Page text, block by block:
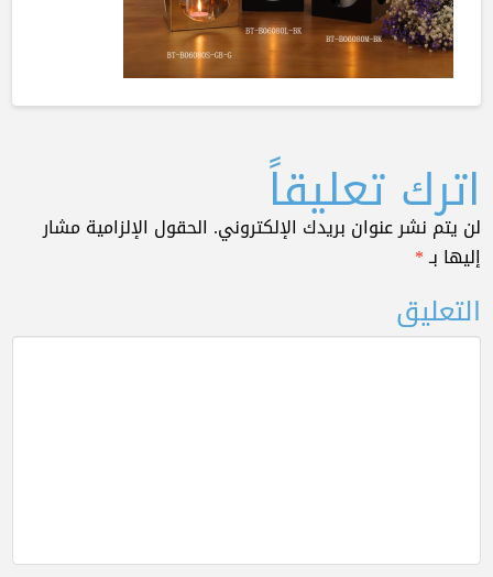
اترك تعليقاً
لن يتم نشر عنوان بريدك الإلكتروني. الحقول الإلزامية مشار
إليها بـ*
التعليق